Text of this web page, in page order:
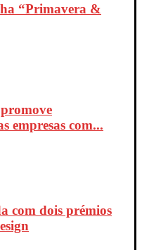
“Primavera &
empresas com...
com dois prémios